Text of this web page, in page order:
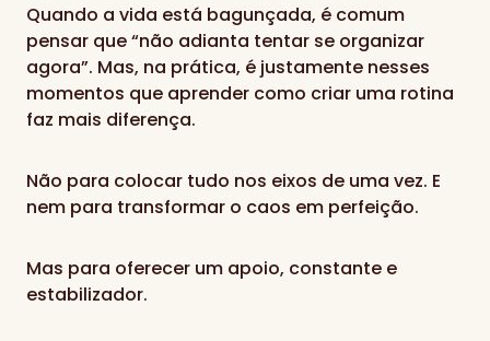
Quando a vida está bagunçada, é comum
pensar que “não adianta tentar se organizar
agora”. Mas, na prática, é justamente nesses
momentos que aprender como criar uma rotina
faz mais diferença.
Não para colocar tudo nos eixos de uma vez. E
nem para transformar o caos em perfeição.
Mas para oferecer um apoio, constante e
estabilizador.